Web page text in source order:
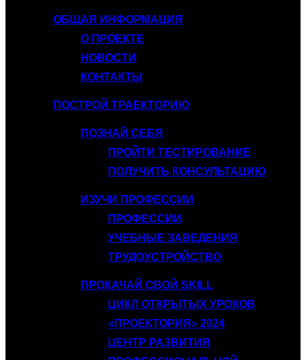
ОБЩАЯ ИНФОРМАЦИЯ
О ПРОЕКТЕ
НОВОСТИ
КОНТАКТЫ
ПОСТРОЙ ТРАЕКТОРИЮ
ПОЗНАЙ СЕБЯ
ПРОЙТИ ТЕСТИРОВАНИЕ
ПОЛУЧИТЬ КОНСУЛЬТАЦИЮ
ИЗУЧИ ПРОФЕССИИ
ПРОФЕССИИ
УЧЕБНЫЕ ЗАВЕДЕНИЯ
ТРУДОУСТРОЙСТВО
ПРОКАЧАЙ СВОЙ SKILL
ЦИКЛ ОТКРЫТЫХ УРОКОВ
«ПРОЕКТОРИЯ» 2024
ЦЕНТР РАЗВИТИЯ